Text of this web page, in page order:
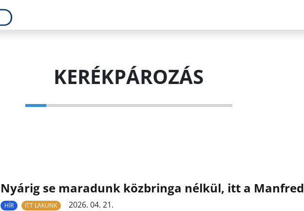
KERÉKPÁROZÁS
Nyárig se maradunk közbringa nélkül, itt a Manfred
HÍR ITT LAKUNK
2026. 04. 21.